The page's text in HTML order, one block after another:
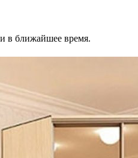
в ближайшее время.